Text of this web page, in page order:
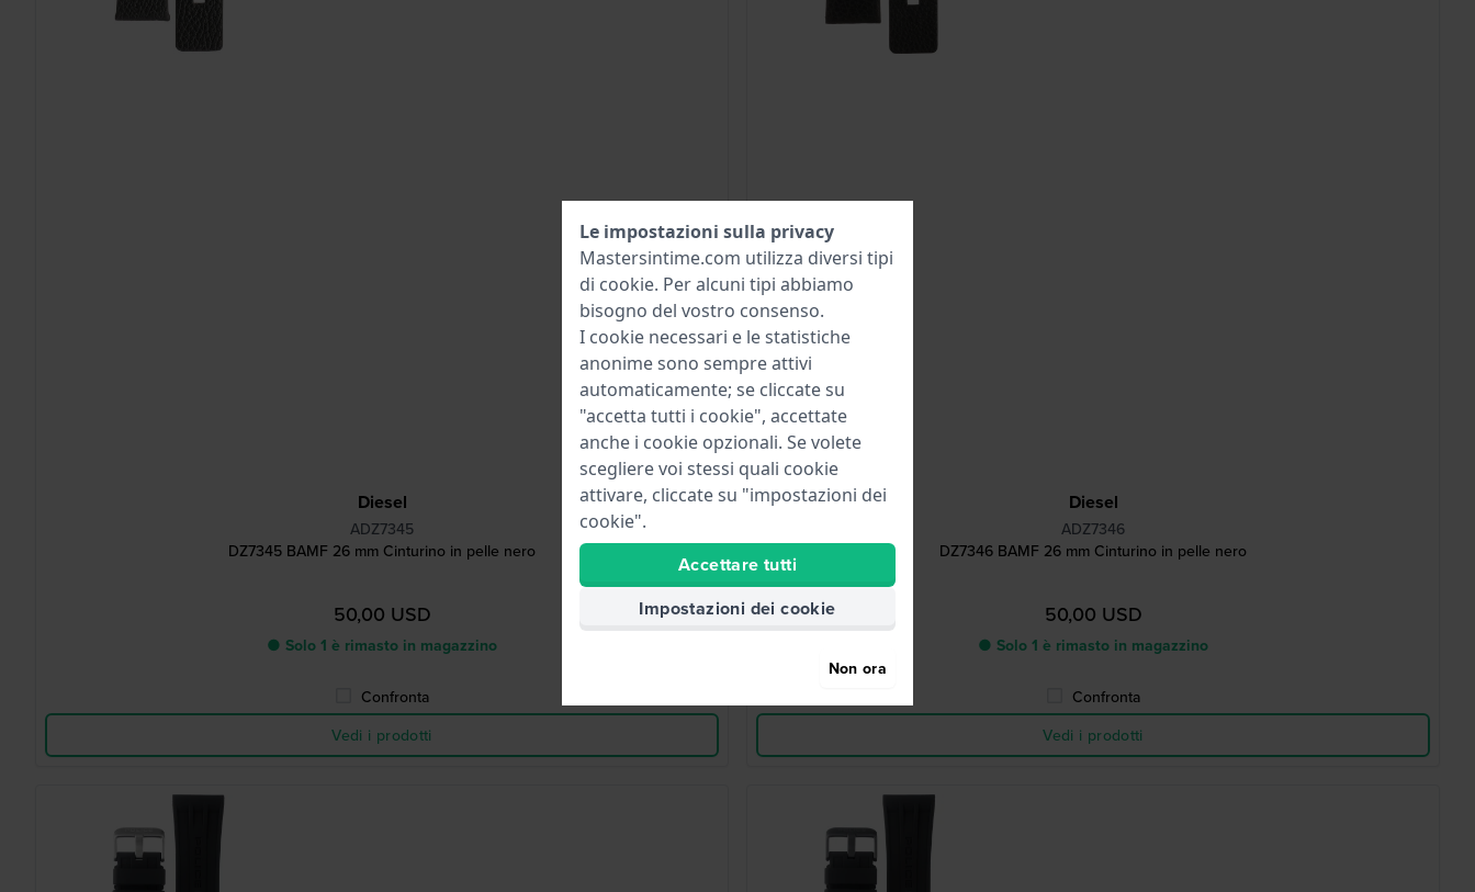
Diesel
ADZ7345
DZ7345 BAMF 26 mm Cinturino in pelle nero
50,00 USD
● Solo 1 è rimasto in magazzino
Confronta
Vedi i prodotti
Diesel
ADZ7346
DZ7346 BAMF 26 mm Cinturino in pelle nero
50,00 USD
● Solo 1 è rimasto in magazzino
Confronta
Vedi i prodotti
Le impostazioni sulla privacy
Mastersintime.com utilizza diversi tipi
di cookie. Per alcuni tipi abbiamo
bisogno del vostro consenso.
I cookie necessari e le statistiche
anonime sono sempre attivi
automaticamente; se cliccate su
"accetta tutti i cookie", accettate
anche i cookie opzionali. Se volete
scegliere voi stessi quali cookie
attivare, cliccate su "impostazioni dei
cookie".
Accettare tutti
Impostazioni dei cookie
Non ora